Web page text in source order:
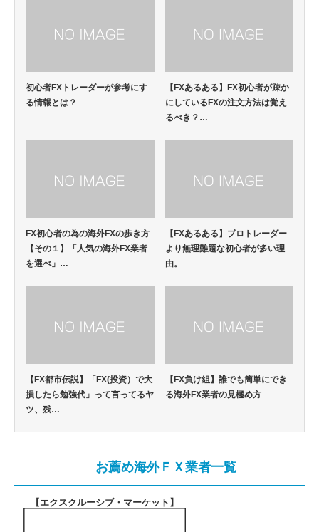
初心者FXトレーダーが参考にす
る情報とは？
【FXあるある】FX初心者が疎か
にしているFXの注文方法は覚え
るべき？…
FX初心者の為の海外FXの歩き方
【その１】「人気の海外FX業者
を選べ」…
【FXあるある】プロトレーダー
より無理難題な初心者が多い理
由。
【FX都市伝説】「FX(投資）で大
損したら勉強代」って言ってるヤ
ツ、残…
【FX負け組】誰でも簡単にでき
る海外FX業者の見極め方
お薦め海外ＦＸ業者一覧
【エクスクルーシブ・マーケット 】